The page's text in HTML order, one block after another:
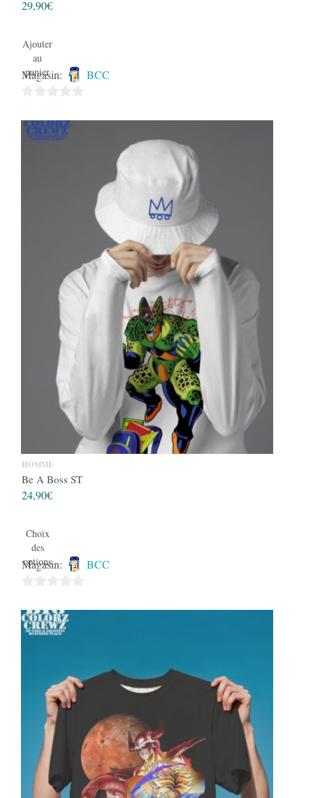
29,90€
Ajouter
au
panier
Magasin: BCC
sur
HOMME
Be A Boss ST
24,90€
Choix
des
options
Magasin: BCC
sur
5